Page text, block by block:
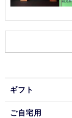
ギフト
ご自宅用